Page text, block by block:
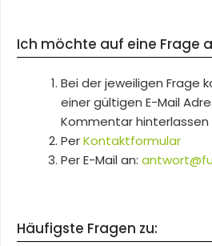
Ich möchte auf eine Frage
Bei der jeweiligen Frage
einer gültigen E-Mail
Kommentar hinterlassen
PerKontaktformular
Per E-Mail an:
Häufigste Fragen zu: